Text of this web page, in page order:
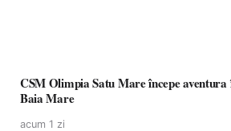
CSM Olimpia Satu Mare începe aventura în Cupa României la
Baia Mare
acum 1 zi